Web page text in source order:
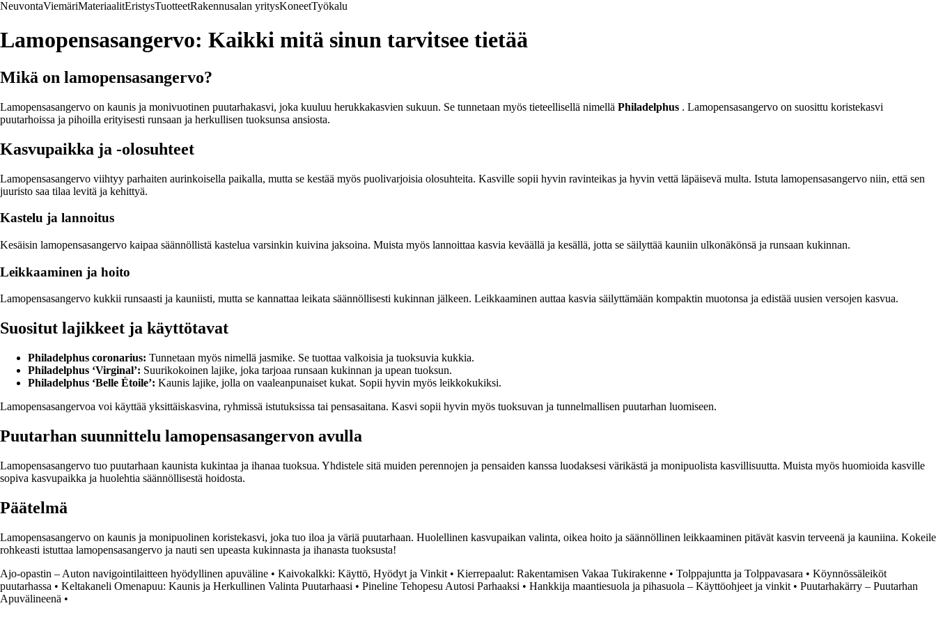
NeuvontaViemäriMateriaalitEristysTuotteetRakennusalan yritysKoneetTyökalu
Lamopensasangervo: Kaikki mitä sinun tarvitsee tietää
Mikä on lamopensasangervo?
Lamopensasangervo on kaunis ja monivuotinen puutarhakasvi, joka kuuluu herukkakasvien sukuun. Se tunnetaan myös tieteellisellä nimellä Philadelphus . Lamopensasangervo on suosittu koristekasvi
puutarhoissa ja pihoilla erityisesti runsaan ja herkullisen tuoksunsa ansiosta.
Kasvupaikka ja -olosuhteet
Lamopensasangervo viihtyy parhaiten aurinkoisella paikalla, mutta se kestää myös puolivarjoisia olosuhteita. Kasville sopii hyvin ravinteikas ja hyvin vettä läpäisevä multa. Istuta lamopensasangervo niin, että sen
juuristo saa tilaa levitä ja kehittyä.
Kastelu ja lannoitus
Kesäisin lamopensasangervo kaipaa säännöllistä kastelua varsinkin kuivina jaksoina. Muista myös lannoittaa kasvia keväällä ja kesällä, jotta se säilyttää kauniin ulkonäkönsä ja runsaan kukinnan.
Leikkaaminen ja hoito
Lamopensasangervo kukkii runsaasti ja kauniisti, mutta se kannattaa leikata säännöllisesti kukinnan jälkeen. Leikkaaminen auttaa kasvia säilyttämään kompaktin muotonsa ja edistää uusien versojen kasvua.
Suositut lajikkeet ja käyttötavat
Philadelphus coronarius: Tunnetaan myös nimellä jasmike. Se tuottaa valkoisia ja tuoksuvia kukkia.
Philadelphus ‘Virginal’: Suurikokoinen lajike, joka tarjoaa runsaan kukinnan ja upean tuoksun.
Philadelphus ‘Belle Étoile’: Kaunis lajike, jolla on vaaleanpunaiset kukat. Sopii hyvin myös leikkokukiksi.
Lamopensasangervoa voi käyttää yksittäiskasvina, ryhmissä istutuksissa tai pensasaitana. Kasvi sopii hyvin myös tuoksuvan ja tunnelmallisen puutarhan luomiseen.
Puutarhan suunnittelu lamopensasangervon avulla
Lamopensasangervo tuo puutarhaan kaunista kukintaa ja ihanaa tuoksua. Yhdistele sitä muiden perennojen ja pensaiden kanssa luodaksesi värikästä ja monipuolista kasvillisuutta. Muista myös huomioida kasville
sopiva kasvupaikka ja huolehtia säännöllisestä hoidosta.
Päätelmä
Lamopensasangervo on kaunis ja monipuolinen koristekasvi, joka tuo iloa ja väriä puutarhaan. Huolellinen kasvupaikan valinta, oikea hoito ja säännöllinen leikkaaminen pitävät kasvin terveenä ja kauniina. Kokeile
rohkeasti istuttaa lamopensasangervo ja nauti sen upeasta kukinnasta ja ihanasta tuoksusta!
Ajo-opastin – Auton navigointilaitteen hyödyllinen apuväline • Kaivokalkki: Käyttö, Hyödyt ja Vinkit • Kierrepaalut: Rakentamisen Vakaa Tukirakenne • Tolppajuntta ja Tolppavasara • Köynnössäleiköt
puutarhassa • Keltakaneli Omenapuu: Kaunis ja Herkullinen Valinta Puutarhaasi • Pineline Tehopesu Autosi Parhaaksi • Hankkija maantiesuola ja pihasuola – Käyttöohjeet ja vinkit • Puutarhakärry – Puutarhan
Apuvälineenä •